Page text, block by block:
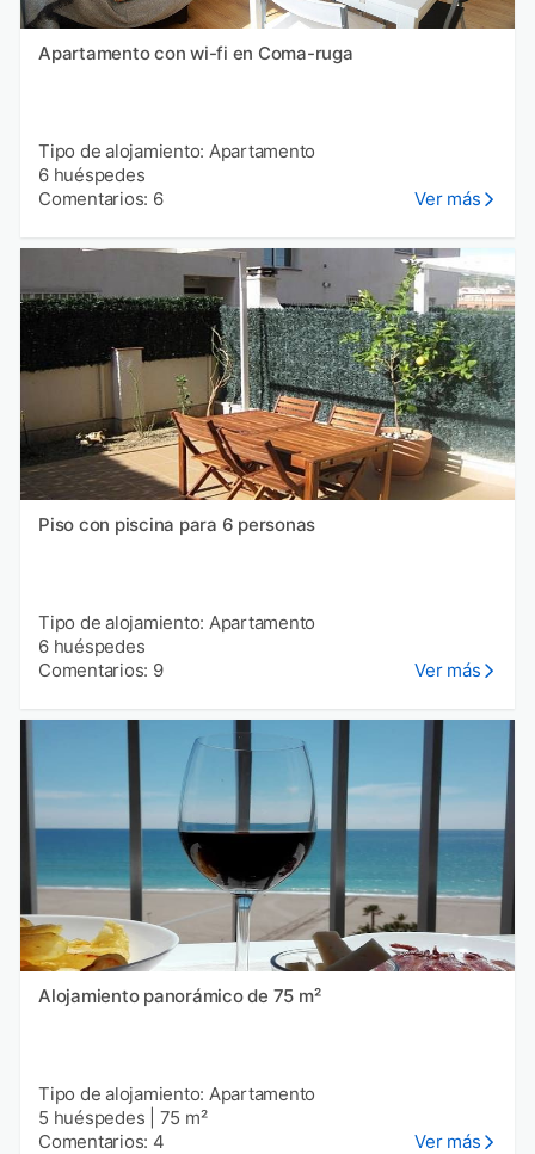
Apartamento con wi-fi en Coma-ruga
Tipo de alojamiento: Apartamento
6 huéspedes
Comentarios: 6
Ver más
Piso con piscina para 6 personas
Tipo de alojamiento: Apartamento
6 huéspedes
Comentarios: 9
Ver más
Alojamiento panorámico de 75 m²
Tipo de alojamiento: Apartamento
5 huéspedes
75 m²
Comentarios: 4
Ver más